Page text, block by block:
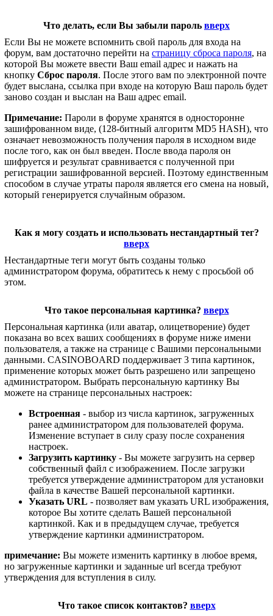
Что делать, если Вы забыли пароль вверх
Если Вы не можете вспомнить свой пароль для входа на
форум, вам достаточно перейти на страницу сброса пароля, на
которой Вы можете ввести Ваш email адрес и нажать на
кнопку Сброс пароля. После этого вам по электронной почте
будет выслана, ссылка при входе на которую Ваш пароль будет
заново создан и выслан на Ваш адрес email.
Примечание: Пароли в форуме хранятся в односторонне
зашифрованном виде, (128-битный алгоритм MD5 HASH), что
означает невозможность получения пароля в исходном виде
после того, как он был введен. После ввода пароля он
шифруется и результат сравнивается с полученной при
регистрации зашифрованной версией. Поэтому единственным
способом в случае утраты пароля является его смена на новый,
который генерируется случайным образом.
Как я могу создать и использовать нестандартный тег?
вверх
Нестандартные теги могут быть созданы только
администратором форума, обратитесь к нему с просьбой об
этом.
Что такое персональная картинка? вверх
Персональная картинка (или аватар, олицетворение) будет
показана во всех ваших сообщениях в форуме ниже имени
пользователя, а также на странице с Вашими персональными
данными. CASINOBOARD поддерживает 3 типа картинок,
применение которых может быть разрешено или запрещено
администратором. Выбрать персональную картинку Вы
можете на странице персональных настроек:
Встроенная - выбор из числа картинок, загруженных
ранее администратором для пользователей форума.
Изменение вступает в силу сразу после сохранения
настроек.
Загрузить картинку - Вы можете загрузить на сервер
собственный файл с изображением. После загрузки
требуется утверждение администратором для установки
файла в качестве Вашей персональной картинки.
Указать URL - позволяет вам указать URL изображения,
которое Вы хотите сделать Вашей персональной
картинкой. Как и в предыдущем случае, требуется
утверждение картинки администратором.
примечание: Вы можете изменить картинку в любое время,
но загруженные картинки и заданные url всегда требуют
утверждения для вступления в силу.
Что такое список контактов? вверх